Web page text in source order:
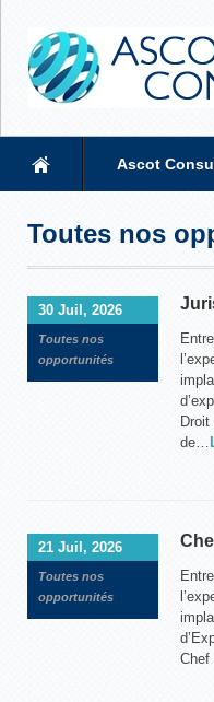
Ascot
Toutes nos
de…
30 Juil, 2026
Toutes nos
opportunités
Chef
21 Juil, 2026
Toutes nos
opportunités